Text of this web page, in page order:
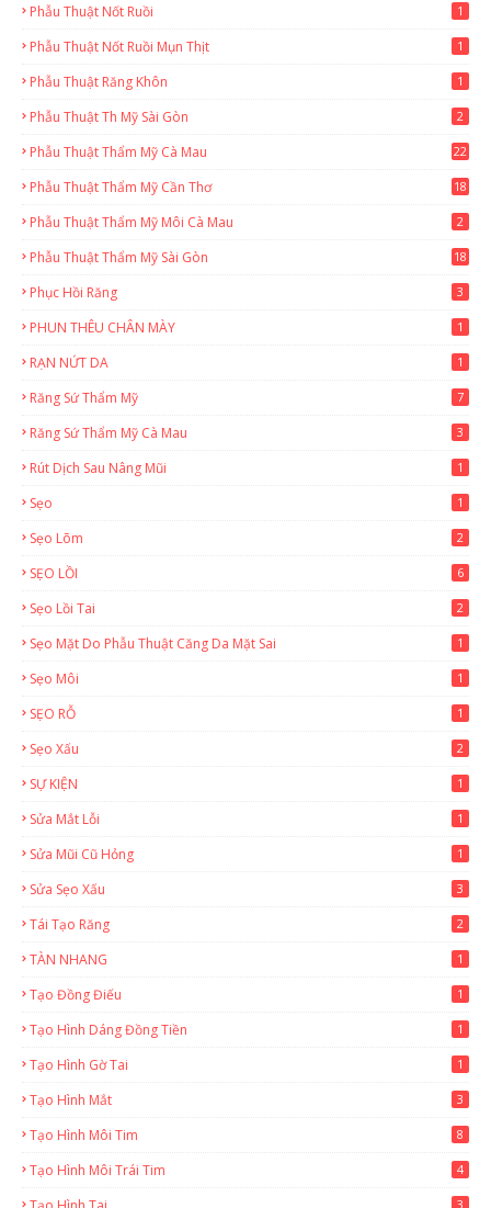
Phẫu Thuật Nốt Ruồi 1
Phẫu Thuật Nốt Ruồi Mụn Thịt 1
Phẫu Thuật Răng Khôn 1
Phẫu Thuật Th Mỹ Sài Gòn 2
Phẫu Thuật Thẩm Mỹ Cà Mau
22
Phẫu Thuật Thẩm Mỹ Cần Thơ
18
Phẫu Thuật Thẩm Mỹ Môi Cà Mau 2
Phẫu Thuật Thẩm Mỹ Sài Gòn
18
Phục Hồi Răng 3
PHUN THÊU CHÂN MÀY 1
RẠN NỨT DA 1
Răng Sứ Thẩm Mỹ 7
Răng Sứ Thẩm Mỹ Cà Mau 3
Rút Dịch Sau Nâng Mũi 1
Sẹo 1
Sẹo Lõm 2
SẸO LỒI 6
Sẹo Lồi Tai 2
Sẹo Mặt Do Phẫu Thuật Căng Da Mặt Sai 1
Sẹo Môi 1
SẸO RỖ 1
Sẹo Xấu 2
SỰ KIỆN 1
Sửa Mắt Lỗi 1
Sửa Mũi Cũ Hỏng 1
Sửa Sẹo Xấu 3
Tái Tạo Răng 2
TÀN NHANG 1
Tạo Đồng Điếu 1
Tạo Hình Dáng Đồng Tiền 1
Tạo Hình Gờ Tai 1
Tạo Hình Mắt 3
Tạo Hình Môi Tim 8
Tạo Hình Môi Trái Tim 4
3